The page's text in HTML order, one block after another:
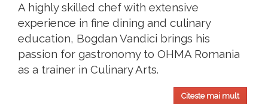
A highly skilled chef with extensive
experience in fine dining and culinary
education, Bogdan Vandici brings his
passion for gastronomy to OHMA Romania
as a trainer in Culinary Arts.
Citeste mai mult